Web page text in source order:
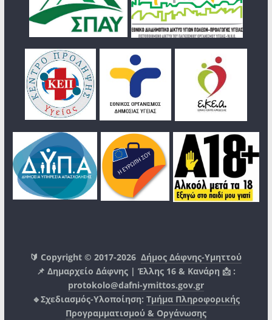
🔰 Copyright © 2017-2026Δήμος Δάφνης-Υμηττού
📌 Δημαρχείο Δάφνης | Έλλης 16 & Κανάρη 📩 :
protokolo@dafni-ymittos.gov.gr
🔹Σχεδιασμός-Υλοποίηση: Τμήμα Πληροφορικής
Προγραμματισμού & Οργάνωσης